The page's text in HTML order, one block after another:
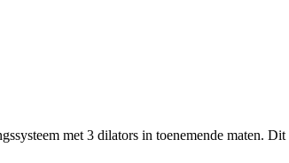
met 3 dilators in toenemende maten.